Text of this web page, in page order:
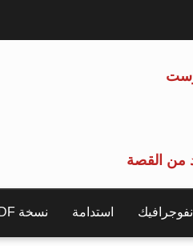
من القصة
إنفوجرافيك استدامة نسخة PDF